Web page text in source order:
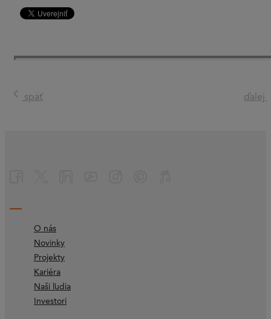
späť ďalej
O nás
Novinky
Projekty
Kariéra
Naši ľudia
Investori